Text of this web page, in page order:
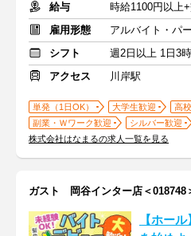
給与
時給1100円以上
雇用形態
アルバイト・パ
シフト
週2日以上 1日3
アクセス
川岸駅
単発（1日OK） 大学生歓迎
高
副業・Ｗワーク歓迎
シルバー歓迎
株式会社はなまるの求人一覧を見る
ガスト 岡谷インター店＜018748
【ホー